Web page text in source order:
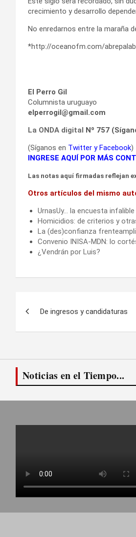
crecimiento y desarrollo
No enredarnos entre la maraña
*http://oceanofm.com/
El Perro Gil
Columnista uruguayo
elperrogil@gmail.com
La ONDA digital Nº 757
(Síganos en Twitter yFacebook)
INGRESE AQUÍ POR MÁS
Las notas aquí firmadas reflejan
Otros artículos del mismo
UrnasUy… la encuesta infalible
Homicidios: de criterios y
La (des)confianza
Convenio INISA-MDN: lo
¿Vendrán por Luis?
De ingresos y candidaturas
Noticias en el Tiempo...